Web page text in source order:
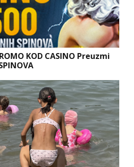
KOD CASINO Preuzmi